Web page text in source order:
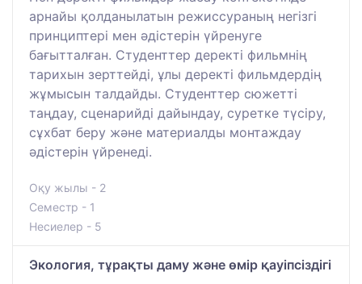
арнайы қолданылатын режиссураның негізгі
принциптері мен әдістерін үйренуге
бағытталған. Студенттер деректі фильмнің
тарихын зерттейді, ұлы деректі фильмдердің
жұмысын талдайды. Студенттер сюжетті
таңдау, сценарийді дайындау, суретке түсіру,
сұхбат беру және материалды монтаждау
әдістерін үйренеді.
Оқу жылы - 2
Семестр - 1
Несиелер - 5
Экология, тұрақты даму және өмір қауіпсіздігі